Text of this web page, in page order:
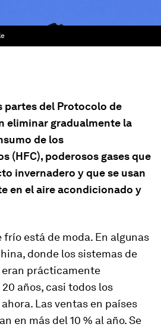
partes del Protocolo de
eliminar gradualmente la
de los
(HFC), poderosos gases que
invernadero y que se usan
en el aire acondicionado y
frío está de moda. En algunas
donde los sistemas de
prácticamente
años, casi todos los
Las ventas en países
en más del 10 % al año. Se